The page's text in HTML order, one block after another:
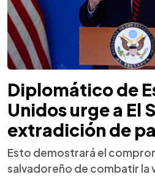
Diplomático de
Unidos urge a El
extradición de
Esto demostrará el
salvadoreño de combatir la